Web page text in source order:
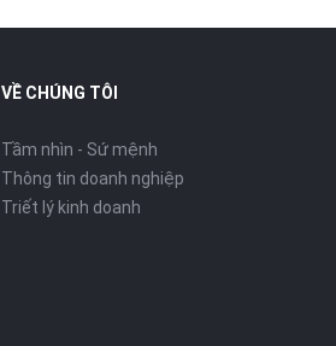
VỀ CHÚNG TÔI
Tầm nhìn - Sứ mệnh
Thông tin doanh nghiệp
Triết lý kinh doanh